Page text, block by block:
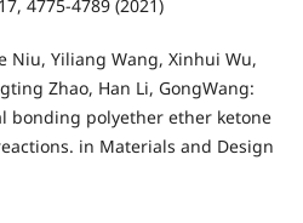
4775-4789 (2021)
Niu, Yiliang Wang, Xinhui Wu,
Zhao, Han Li, GongWang:
bonding polyether ether ketone
in Materials and Design